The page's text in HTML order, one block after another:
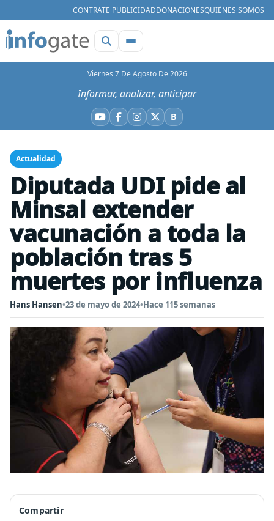
CONTRATE PUBLICIDADDONACIONESQUIÉNES SOMOS
Viernes 7 De Agosto De 2026
Informar, analizar, anticipar
YouTube
Facebook
Instagram
X BBluesky
Actualidad
Diputada UDI pide al
Minsal extender
vacunación a toda la
población tras 5
muertes por influenza
Hans Hansen•23 de mayo de 2024•Hace 115 semanas
Compartir